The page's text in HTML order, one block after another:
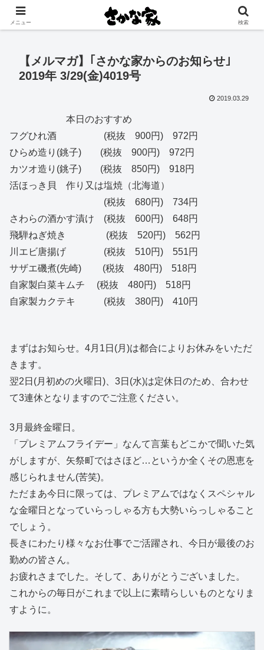
創業大正11年 矢祭町の中心で営む鮮魚店と飲食店
【メルマガ】｢さかな家からのお知らせ｣
2019年 3/29(金)4019号
2019.03.29
本日のおすすめ
フグひれ酒 (税抜 900円) 972円
ひらめ造り(銚子) (税抜 900円) 972円
カツオ造り(銚子) (税抜 850円) 918円
活ほっき貝 作り又は塩焼（北海道）
(税抜 680円) 734円
さわらの酒かす漬け (税抜 600円) 648円
飛騨ねぎ焼き (税抜 520円) 562円
川エビ唐揚げ (税抜 510円) 551円
サザエ磯煮(先崎) (税抜 480円) 518円
自家製白菜キムチ (税抜 480円) 518円
自家製カクテキ (税抜 380円) 410円
まずはお知らせ。4月1日(月)は都合によりお休みをいただ
きます。
翌2日(月初めの火曜日)、3日(水)は定休日のため、合わせ
て3連休となりますのでご注意ください。
3月最終金曜日。
「プレミアムフライデー」なんて言葉もどこかで聞いた気
がしますが、矢祭町ではさほど…というか全くその恩恵を
感じられません(苦笑)。
ただまあ今日に限っては、プレミアムではなくスペシャル
な金曜日となっていらっしゃる方も大勢いらっしゃること
でしょう。
長きにわたり様々なお仕事でご活躍され、今日が最後のお
勤めの皆さん。
お疲れさまでした。そして、ありがとうございました。
これからの毎日がこれまで以上に素晴らしいものとなりま
すように。
メニュー 検索